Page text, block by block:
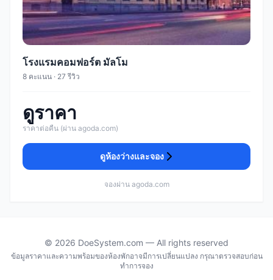
โรงแรมคอมฟอร์ต มัลโม
8 คะแนน · 27 รีวิว
ดูราคา
ราคาต่อคืน (ผ่าน agoda.com)
ดูห้องว่างและจอง
จองผ่าน agoda.com
© 2026 DoeSystem.com — All rights reserved
ข้อมูลราคาและความพร้อมของห้องพักอาจมีการเปลี่ยนแปลง กรุณาตรวจสอบก่อน
ทำการจอง